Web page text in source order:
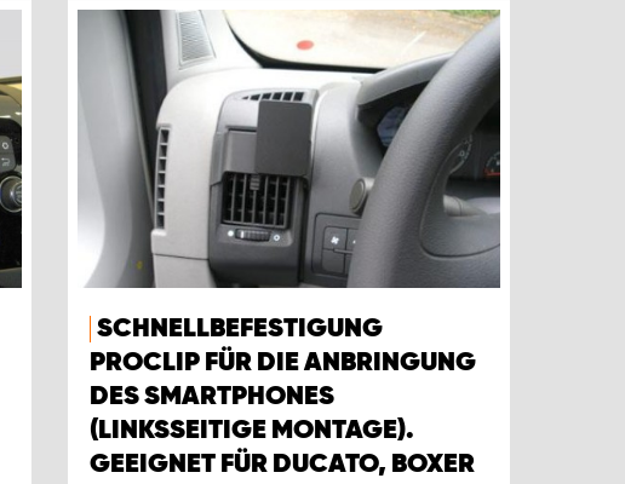
SCHNELLBEFESTIGUNG
PROCLIP FÜR DIE ANBRINGUNG
DES SMARTPHONES
(LINKSSEITIGE MONTAGE).
GEEIGNET FÜR DUCATO, BOXER